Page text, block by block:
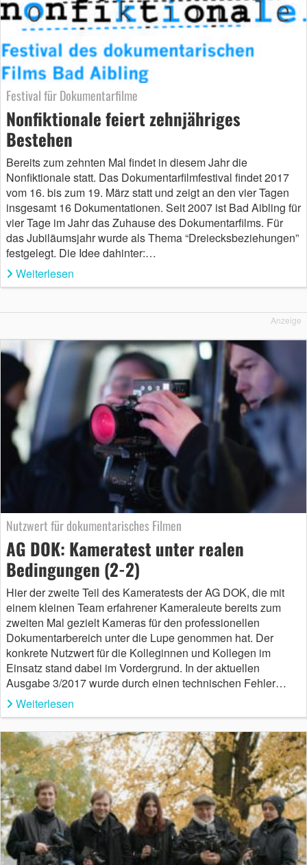
Festival für Dokumentarfilme
Nonfiktionale feiert zehnjähriges
Bestehen
Bereits zum zehnten Mal findet in diesem Jahr die
Nonfiktionale statt. Das Dokumentarfilmfestival findet 2017
vom 16. bis zum 19. März statt und zeigt an den vier Tagen
insgesamt 16 Dokumentationen. Seit 2007 ist Bad Aibling für
vier Tage im Jahr das Zuhause des Dokumentarfilms. Für
das Jubiläumsjahr wurde als Thema “Dreiecksbeziehungen”
festgelegt. Die Idee dahinter:…
Weiterlesen
Anzeige
Nutzwert für dokumentarisches Filmen
AG DOK: Kameratest unter realen
Bedingungen (2-2)
Hier der zweite Teil des Kameratests der AG DOK, die mit
einem kleinen Team erfahrener Kameraleute bereits zum
zweiten Mal gezielt Kameras für den professionellen
Dokumentarbereich unter die Lupe genommen hat. Der
konkrete Nutzwert für die Kolleginnen und Kollegen im
Einsatz stand dabei im Vordergrund. In der aktuellen
Ausgabe 3/2017 wurde durch einen technischen Fehler…
Weiterlesen